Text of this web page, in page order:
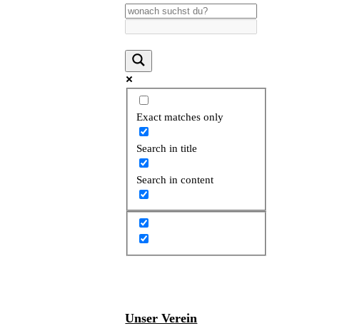
Exact matches only
Search in title
Search in content
Unser Verein